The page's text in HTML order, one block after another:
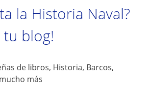
la Historia Naval?
tu blog!
de libros, Historia, Barcos,
más